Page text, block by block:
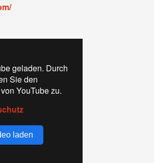
geladen. Durch
Sie den
YouTube zu.
laden